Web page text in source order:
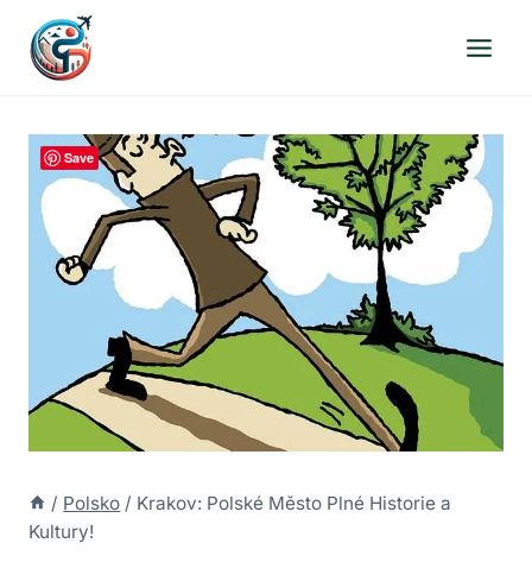
Přeskočit
obsah
/ Polsko / Krakov: Polské Město Plné Historie a
Kultury!
Save